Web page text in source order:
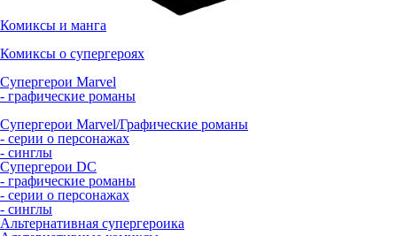
Комиксы и манга
Комиксы о супергероях
Супергерои Marvel
- графические романы
Супергерои Marvel/Графические романы
- серии о персонажах
- синглы
Супергерои DC
- графические романы
- серии о персонажах
- синглы
Альтернативная супергероика